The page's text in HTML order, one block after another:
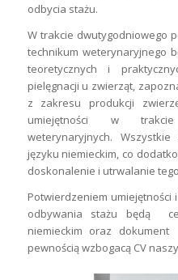
odbycia stażu.
W trakcie dwutygodniowego
technikum weterynaryjnego
teoretycznych i
pielęgnacji u zwierząt,
z zakresu produkcji
umiejętności w
weterynaryjnych.
języku niemieckim, co
doskonalenie i utrwalanie
Potwierdzeniem
odbywania stażu będą
niemieckim oraz
pewnością wzbogacą CV